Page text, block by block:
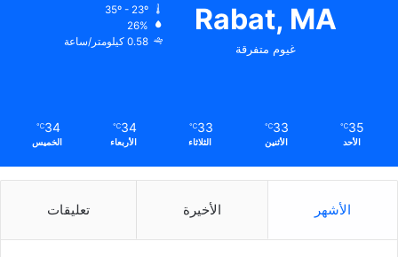
Rabat, MA
غيوم متفرقة
26%
0.58 كيلومتر/ساعة
35
℃
الأحد
33
℃
الأثنين
33
℃
الثلاثاء
34
℃
الأربعاء
34
℃
الخميس
الأشهر الأخيرة تعليقات